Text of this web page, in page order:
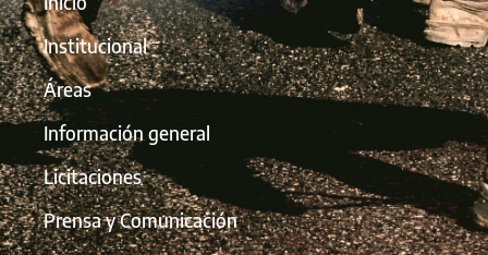
Institucional
Áreas
Información general
Licitaciones
Prensa y Comunicación